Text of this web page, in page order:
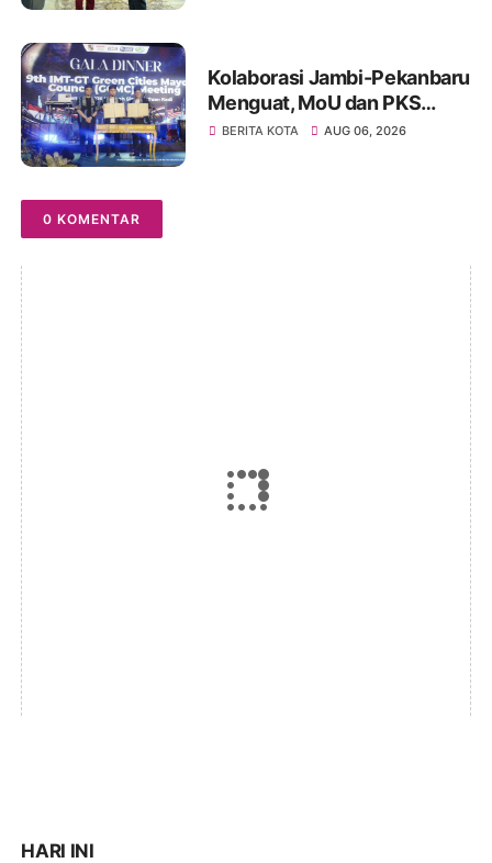
Kolaborasi Jambi-Pekanbaru
Menguat, MoU dan PKS
Ditandatangani pada Gala
BERITA KOTA AUG 06, 2026
0 KOMENTAR
HARI INI